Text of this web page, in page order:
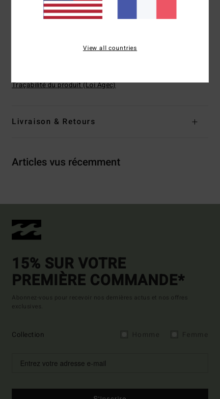
Échancrure :modèle échancré sur la jambe
Fermeture :fermeture fixe
[Matière principale] 96% nylon recyclé, 4%
Traçabilité du produit (Loi Agec)
Livraison & Retours
Articles vus récemment
15% SUR VOTRE
PREMIÈRE COMMANDE*
Abonnez-vous pour recevoir nos dernières actus et nos offres
exclusives.
Collection
View all countries